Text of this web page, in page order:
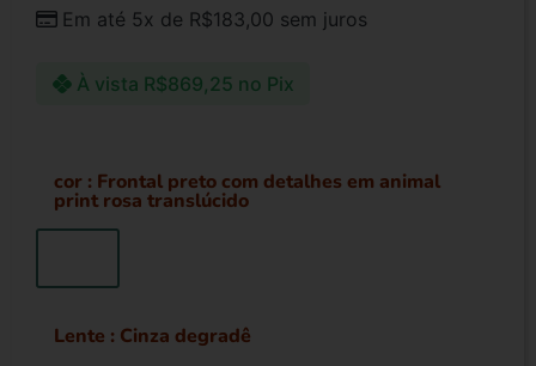
Em até 5x de R$183,00 sem juros
À vista R$869,25 no Pix
cor : Frontal preto com detalhes em animal
print rosa translúcido
Lente : Cinza degradê